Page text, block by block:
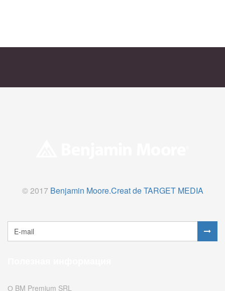
© 2017 Benjamin Moore.Creat de TARGET MEDIA
О BM Premium SRL